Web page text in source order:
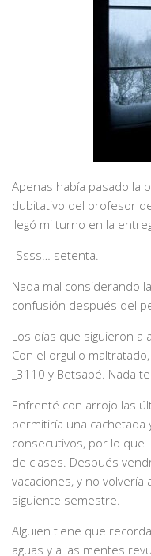
Apenas había pasado la
dubitativo del profesor
llegó mi turno en la
-Ssss… setenta.
Nada mal considerando
confusión después del
Los días que siguieron
Con el orgullo
_3110 y Betsabé. Nada
Enfrenté con arrojo las
permitiría una cachetada
consecutivos, por lo que
de clases. Después
vacaciones, y no volvería
siguiente semestre.
Alguien tiene que
aguas y a las mentes